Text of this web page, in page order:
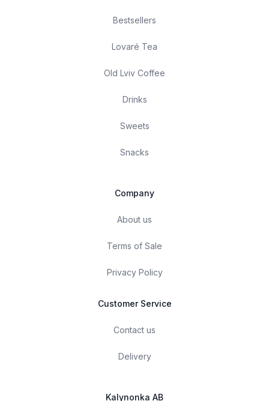
Bestsellers
Lovaré Tea
Old Lviv Coffee
Drinks
Sweets
Snacks
Company
About us
Terms of Sale
Privacy Policy
Customer Service
Contact us
Delivery
Kalynonka AB